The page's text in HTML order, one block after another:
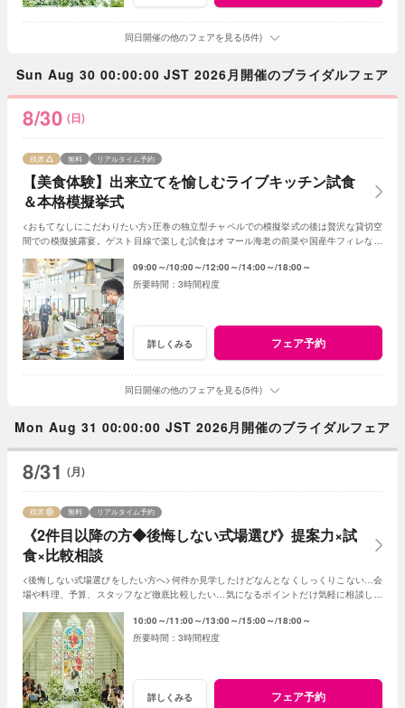
同日開催の他のフェアを見る(5件)
Sun Aug 30 00:00:00 JST 2026月開催のブライダルフェア
8/30 (日)
【美食体験】出来立てを愉しむライブキッチン試食
＆本格模擬挙式
残席 無料 リアルタイム予約
<おもてなしにこだわりたい方>圧巻の独立型チャペルでの模擬挙式の後は贅沢な貸切空
間での模擬披露宴。ゲスト目線で楽しむ試食はオマール海老の前菜や国産牛フィレなど
09:00～ 10:00～ 12:00～ 14:00～ 18:00～
3時間程度
詳しくみる フェア予約
同日開催の他のフェアを見る(5件)
Mon Aug 31 00:00:00 JST 2026月開催のブライダルフェア
8/31 (月)
《2件目以降の方◆後悔しない式場選び》提案力×試
食×比較相談
残席 無料 リアルタイム予約
<後悔しない式場選びをしたい方へ>何件か見学したけどなんとなくしっくりこない…会
場や料理、予算、スタッフなど徹底比較したい…気になるポイントだけ気軽に相談した
10:00～ 11:00～ 13:00～ 15:00～ 18:00～
3時間程度
詳しくみる フェア予約